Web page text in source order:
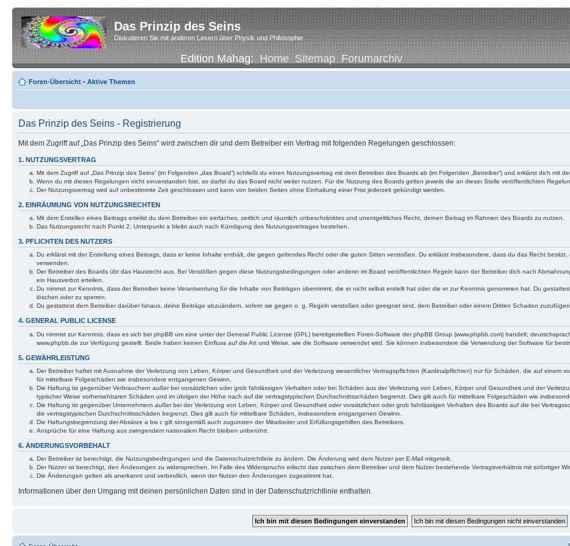
Das Prinzip des Seins
Diskutieren Sie mit anderen Lesern über Physik und Philosophie
Edition Mahag:Home Sitemap Forumarchiv
Foren-Übersicht • Aktive Themen
Das Prinzip des Seins - Registrierung
Mit dem Zugriff auf „Das Prinzip des Seins“ wird zwischen dir und dem Betreiber ein Vertrag mit folgenden Regelungen geschlossen:
1. NUTZUNGSVERTRAG
Mit dem Zugriff auf „Das Prinzip des Seins“ (im Folgenden „das Board“) schließt du einen Nutzungsvertrag mit dem Betreiber des Boards ab (im Folgenden „Betreiber“) und erklärst dich mit
Wenn du mit diesen Regelungen nicht einverstanden bist, so darfst du das Board nicht weiter nutzen. Für die Nutzung des Boards gelten jeweils die an dieser Stelle veröffentlichten
Der Nutzungsvertrag wird auf unbestimmte Zeit geschlossen und kann von beiden Seiten ohne Einhaltung einer Frist jederzeit gekündigt werden.
2. EINRÄUMUNG VON NUTZUNGSRECHTEN
Mit dem Erstellen eines Beitrags erteilst du dem Betreiber ein einfaches, zeitlich und räumlich unbeschränktes und unentgeltliches Recht, deinen Beitrag im Rahmen des Boards zu nutzen.
Das Nutzungsrecht nach Punkt 2, Unterpunkt a bleibt auch nach Kündigung des Nutzungsvertrages bestehen.
3. PFLICHTEN DES NUTZERS
Du erklärst mit der Erstellung eines Beitrags, dass er keine Inhalte enthält, die gegen geltendes Recht oder die guten Sitten verstoßen. Du erklärst insbesondere, dass du das Recht
verwenden.
Der Betreiber des Boards übt das Hausrecht aus. Bei Verstößen gegen diese Nutzungsbedingungen oder anderer im Board veröffentlichten Regeln kann der Betreiber dich nach
ein Hausverbot erteilen.
Du nimmst zur Kenntnis, dass der Betreiber keine Verantwortung für die Inhalte von Beiträgen übernimmt, die er nicht selbst erstellt hat oder die er zur Kenntnis genommen hat. Du
löschen oder zu sperren.
Du gestattest dem Betreiber darüber hinaus, deine Beiträge abzuändern, sofern sie gegen o. g. Regeln verstoßen oder geeignet sind, dem Betreiber oder einem Dritten Schaden
4. GENERAL PUBLIC LICENSE
Du nimmst zur Kenntnis, dass es sich bei phpBB um eine unter der General Public License (GPL) bereitgestellten Foren-Software der phpBB Group (www.phpbb.com) handelt;
www.phpbb.de zur Verfügung gestellt. Beide haben keinen Einfluss auf die Art und Weise, wie die Software verwendet wird. Sie können insbesondere die Verwendung der Software für
5. GEWÄHRLEISTUNG
Der Betreiber haftet mit Ausnahme der Verletzung von Leben, Körper und Gesundheit und der Verletzung wesentlicher Vertragspflichten (Kardinalpflichten) nur für Schäden, die auf einem
für mittelbare Folgeschäden wie insbesondere entgangenen Gewinn.
Die Haftung ist gegenüber Verbrauchern außer bei vorsätzlichen oder grob fahrlässigen Verhalten oder bei Schäden aus der Verletzung von Leben, Körper und Gesundheit und der
typischer Weise vorhersehbaren Schäden und im übrigen der Höhe nach auf die vertragstypischen Durchschnittsschäden begrenzt. Dies gilt auch für mittelbare Folgeschäden wie
Die Haftung ist gegenüber Unternehmern außer bei der Verletzung von Leben, Körper und Gesundheit oder vorsätzlichen oder grob fahrlässigen Verhalten des Boards auf die bei
die vertragstypischen Durchschnittsschäden begrenzt. Dies gilt auch für mittelbare Schäden, insbesondere entgangenen Gewinn.
Die Haftungsbegrenzung der Absätze a bis c gilt sinngemäß auch zugunsten der Mitarbeiter und Erfüllungsgehilfen des Betreibers.
Ansprüche für eine Haftung aus zwingendem nationalem Recht bleiben unberührt.
6. ÄNDERUNGSVORBEHALT
Der Betreiber ist berechtigt, die Nutzungsbedingungen und die Datenschutzrichtlinie zu ändern. Die Änderung wird dem Nutzer per E-Mail mitgeteilt.
Der Nutzer ist berechtigt, den Änderungen zu widersprechen. Im Falle des Widerspruchs erlischt das zwischen dem Betreiber und dem Nutzer bestehende Vertragsverhältnis mit sofortiger
Die Änderungen gelten als anerkannt und verbindlich, wenn der Nutzer den Änderungen zugestimmt hat.
Informationen über den Umgang mit deinen persönlichen Daten sind in der Datenschutzrichtlinie enthalten.